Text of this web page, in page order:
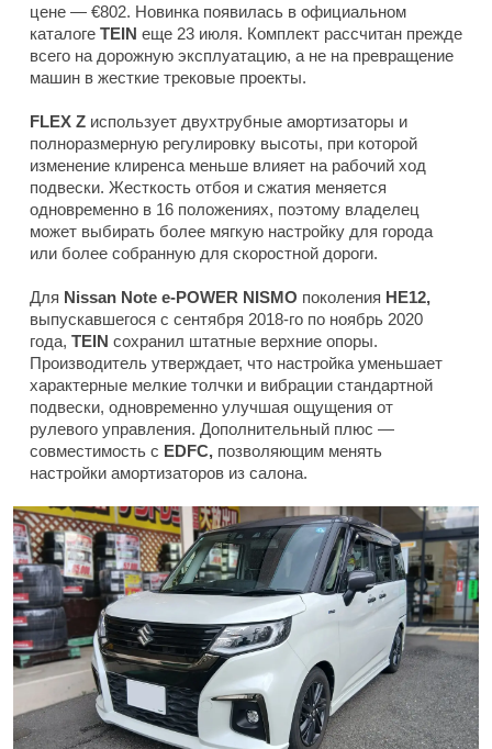
цене — €802. Новинка появилась в официальном
каталоге TEIN еще 23 июля. Комплект рассчитан прежде
всего на дорожную эксплуатацию, а не на превращение
машин в жесткие трековые проекты.
FLEX Z использует двухтрубные амортизаторы и
полноразмерную регулировку высоты, при которой
изменение клиренса меньше влияет на рабочий ход
подвески. Жесткость отбоя и сжатия меняется
одновременно в 16 положениях, поэтому владелец
может выбирать более мягкую настройку для города
или более собранную для скоростной дороги.
Для Nissan Note e-POWER NISMO поколения HE12,
выпускавшегося с сентября 2018-го по ноябрь 2020
года, TEIN сохранил штатные верхние опоры.
Производитель утверждает, что настройка уменьшает
характерные мелкие толчки и вибрации стандартной
подвески, одновременно улучшая ощущения от
рулевого управления. Дополнительный плюс —
совместимость с EDFC, позволяющим менять
настройки амортизаторов из салона.